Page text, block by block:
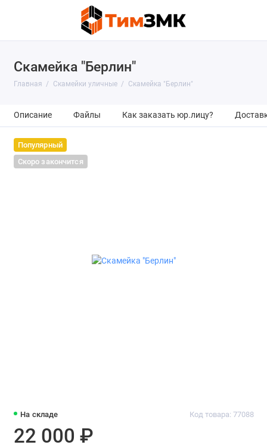
Скамейка "Берлин"
Главная Скамейки уличные Скамейка "Берлин"
Описание Файлы Как заказать юр.лицу?
Популярный
Скоро закончится
На складе Код товара: 77088
22 000 ₽